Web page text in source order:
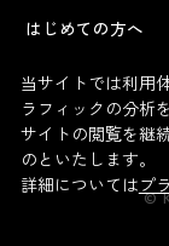
はじめての方へ
©
当サイトでは利用
ラフィックの分析
サイトの閲覧を継
のといたします。
詳細についてはプ